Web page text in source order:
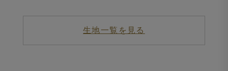
生地一覧を見る